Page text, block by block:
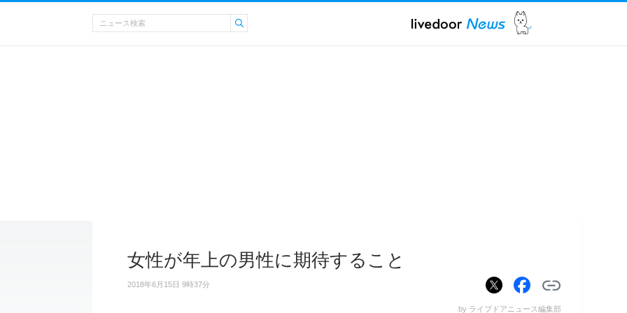
女性が年上の男性に期待すること
2018年6月15日 9時37分
by ライブドアニュース編集部